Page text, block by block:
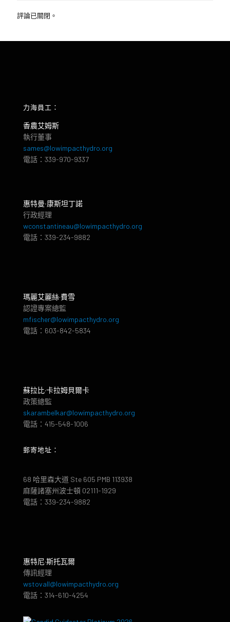
評論已關閉。
力海員工：
香農艾姆斯
執行董事
sames@lowimpacthydro.org
電話：339-970-9337
惠特曼‧康斯坦丁諾
行政經理
wconstantineau@lowimpacthydro.org
電話：339-234-9882
瑪麗艾麗絲·費雪
認證專案總監
mfischer@lowimpacthydro.org
電話：603-842-5834
蘇拉比·卡拉姆貝爾卡
政策總監
skarambelkar@lowimpacthydro.org
電話：415-548-1006
郵寄地址：
68 哈里森大道 Ste 605 PMB 113938
麻薩諸塞州波士頓 02111-1929
電話：339-234-9882
惠特尼·斯托瓦爾
傳訊經理
wstovall@lowimpacthydro.org
電話：314-610-4254